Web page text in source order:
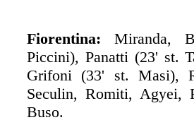
Fiorentina: Miranda,
Piccini), Panatti (23' st.
Grifoni (33' st. Masi),
Seculin, Romiti, Agyei,
Buso.